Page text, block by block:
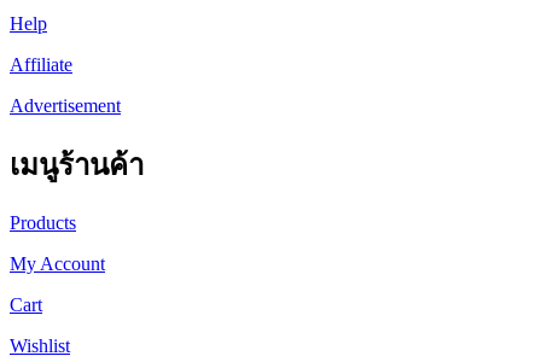
Help
Affiliate
Advertisement
เมนูร้านค้า
Products
My Account
Cart
Wishlist